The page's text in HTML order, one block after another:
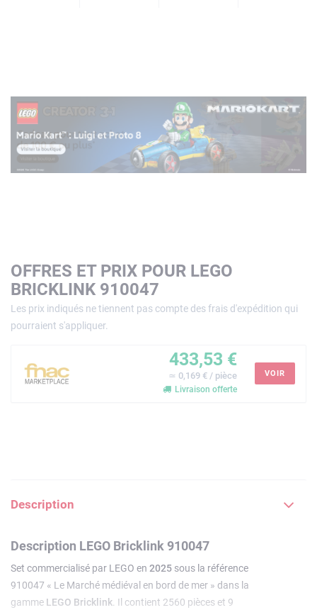
OFFRES ET PRIX POUR LEGO
BRICKLINK 910047
Les prix indiqués ne tiennent pas compte des frais d'expédition qui
pourraient s'appliquer.
433,53 €
≃ 0,169 € / pièce
Livraison offerte
VOIR
Description
Description LEGO Bricklink 910047
Set commercialisé par LEGO en 2025 sous la référence
910047 « Le Marché médiéval en bord de mer » dans la
gamme LEGO Bricklink . Il contient 2560 pièces et 9